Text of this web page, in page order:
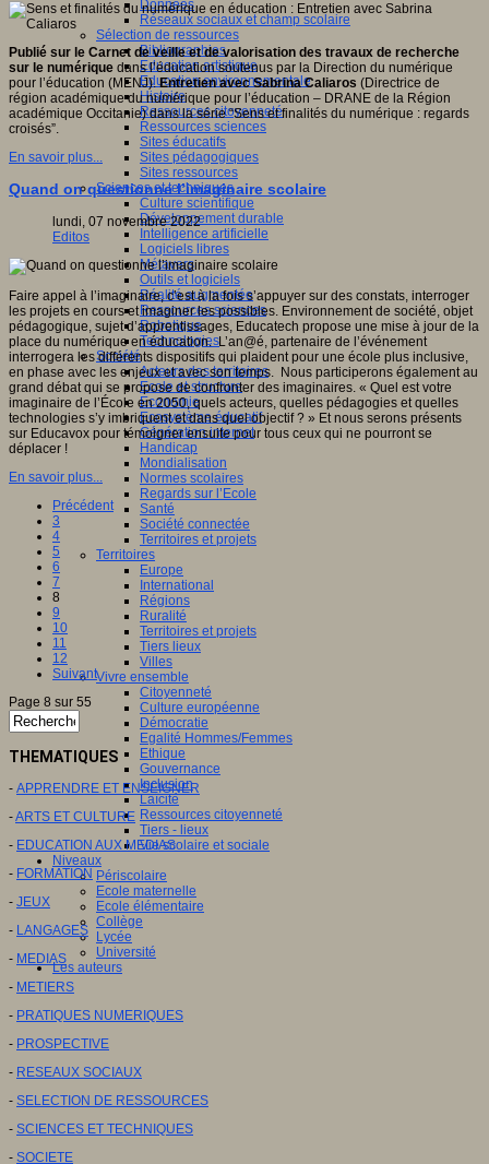
Données
Réseaux sociaux et champ scolaire
Sélection de ressources
Bibliographies
Education artistique
Education environnementale
Histoire
Ressources citoyenneté
Ressources sciences
Sites éducatifs
Sites pédagogiques
Sites ressources
Sciences et techniques
Culture scientifique
Développement durable
Intelligence artificielle
Logiciels libres
Métavers
Outils et logiciels
Réalité augmentée
Ressources sciences
Robotique
Technologies
Société
Acteurs des territoires
Ecole et structure
Economie
Ecosystème éducatif
Génération internet
Handicap
Mondialisation
Normes scolaires
Regards sur l’Ecole
Santé
Société connectée
Territoires et projets
Territoires
Europe
International
Régions
Ruralité
Territoires et projets
Tiers lieux
Villes
Vivre ensemble
Citoyenneté
Culture européenne
Démocratie
Egalité Hommes/Femmes
Ethique
Gouvernance
Inclusion
Laïcité
Ressources citoyenneté
Tiers - lieux
Vie scolaire et sociale
Niveaux
Périscolaire
Ecole maternelle
Ecole élémentaire
Collège
Lycée
Université
Les auteurs
Publié sur le Carnet de veille et de valorisation des travaux de recherche
sur le numérique dans l’éducation soutenus par la Direction du numérique
pour l’éducation (MENJ).Entretien avec Sabrina Caliaros (Directrice de
région académique du numérique pour l’éducation – DRANE de la Région
académique Occitanie) dans la série “Sens et finalités du numérique : regards
croisés”.
En savoir plus...
Quand on questionne l’imaginaire scolaire
lundi, 07 novembre 2022
Editos
Faire appel à l’imaginaire, c’est à la fois s’appuyer sur des constats, interroger
les projets en cours et imaginer les possibles. Environnement de société, objet
pédagogique, sujet d’apprentissages, Educatech propose une mise à jour de la
place du numérique en éducation. L’an@é, partenaire de l’événement
interrogera les différents dispositifs qui plaident pour une école plus inclusive,
en phase avec les enjeux et avec son temps. Nous participerons également au
grand débat qui se propose de confronter des imaginaires. « Quel est votre
imaginaire de l’École en 2050, quels acteurs, quelles pédagogies et quelles
technologies s’y imbriquent et dans quel objectif ? » Et nous serons présents
sur Educavox pour témoigner ensuite pour tous ceux qui ne pourront se
déplacer !
En savoir plus...
Précédent
3
4
5
6
7
8
9
10
11
12
Suivant
Page 8 sur 55
THEMATIQUES
- APPRENDRE ET ENSEIGNER
-ARTS ET CULTURE
- EDUCATION AUX MEDIAS
- FORMATION
- JEUX
- LANGAGES
- MEDIAS
- METIERS
- PRATIQUES NUMERIQUES
- PROSPECTIVE
- RESEAUX SOCIAUX
- SELECTION DE RESSOURCES
- SCIENCES ET TECHNIQUES
- SOCIETE